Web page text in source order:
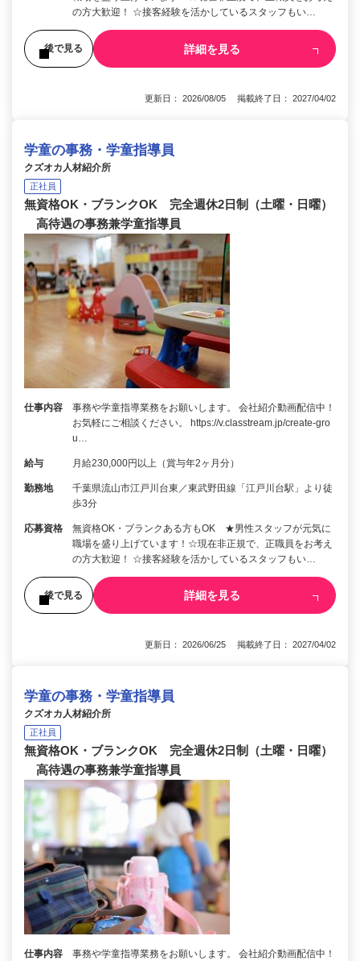
の方大歓迎！ ☆接客経験を活かしているスタッフもい…
後で見る 詳細を見る
更新日： 2026/08/05 掲載終了日： 2027/04/02
学童の事務・学童指導員
クズオカ人材紹介所
正社員
無資格OK・ブランクOK 完全週休2日制（土曜・日曜）
高待遇の事務兼学童指導員
仕事内容
事務や学童指導業務をお願いします。 会社紹介動画配信中！
お気軽にご相談ください。 https://v.classtream.jp/create-gro
u…
給与 月給230,000円以上（賞与年2ヶ月分）
勤務地
千葉県流山市江戸川台東／東武野田線「江戸川台駅」より徒
歩3分
応募資格
無資格OK・ブランクある方もOK ★男性スタッフが元気に
職場を盛り上げています！☆現在非正規で、正職員をお考え
の方大歓迎！ ☆接客経験を活かしているスタッフもい…
後で見る 詳細を見る
更新日： 2026/06/25 掲載終了日： 2027/04/02
学童の事務・学童指導員
クズオカ人材紹介所
正社員
無資格OK・ブランクOK 完全週休2日制（土曜・日曜）
高待遇の事務兼学童指導員
仕事内容
事務や学童指導業務をお願いします。 会社紹介動画配信中！